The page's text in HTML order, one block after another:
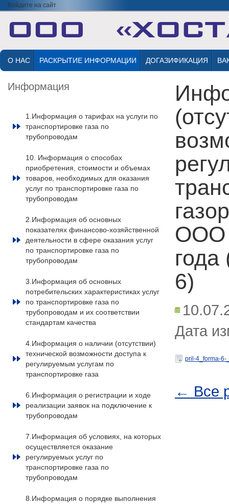
Войдите на сайт
О НАС РАСКРЫТИЕ ИНФОРМАЦИИ ДОГАЗИФИКАЦИЯ
Информация
1.Информация о тарифах на услуги по
транспортировке газа по
трубопроводам
10. Информация о способах
приобретения, стоимости и объемах
товаров, необходимых для оказания
услуг по транспортировке газа по
трубопроводам
2.Информация об основных
показателях финансово-хозяйственной
деятельности в сфере оказания услуг
по транспортировке газа по
трубопроводам
3.Информация об основных
потребительских характеристиках услуг
по транспортировке газа по
трубопроводам и их соответствии
стандартам качества
4.Информация о наличии (отсутствии)
технической возможности доступа к
регулируемым услугам по
транспортировке газа
6.Информация о регистрации и ходе
реализации заявок на подключение к
трубопроводам
7.Информация об условиях, на которых
осуществляется оказание
регулируемых услуг по
транспортировке газа по
трубопроводам
8.Информация о порядке выполнения
ООО
6)
Дата
pril-4_forma-6-
← Все